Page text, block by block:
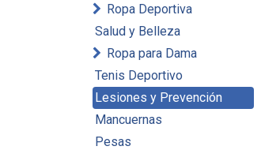
Ropa Deportiva
Salud y Belleza
Ropa para Dama
Tenis Deportivo
Lesiones y Prevención
Mancuernas
Pesas